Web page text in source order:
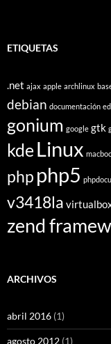
ETIQUETAS
.net ajax apple archlinux
debian documentación
gonium google gtk
kde Linux
php php5
v3418la
zend
ARCHIVOS
abril 2016 (1)
agosto 2012 (1)